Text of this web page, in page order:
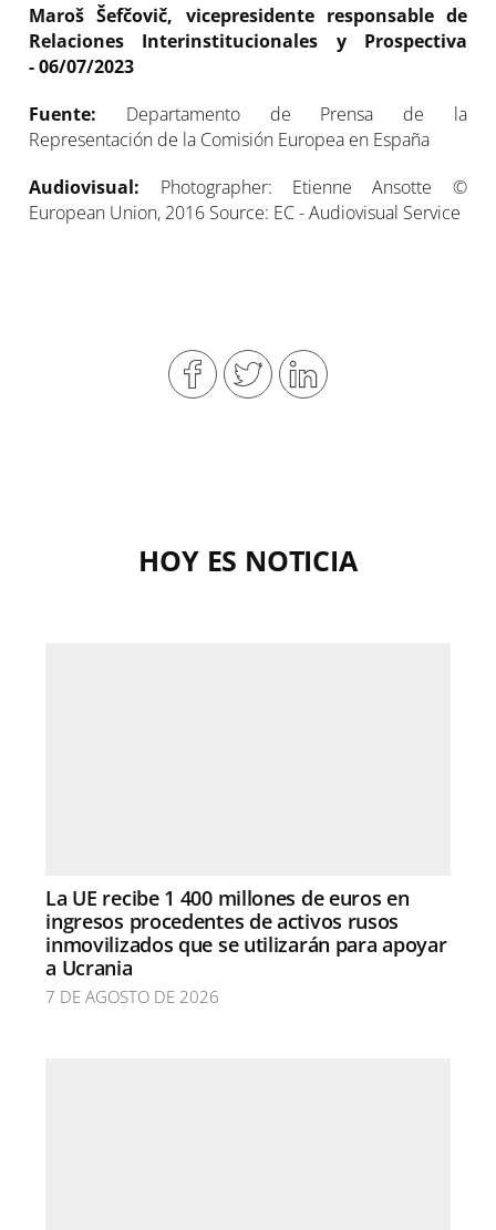
Maroš Šefčovič, vicepresidente responsable de
Relaciones Interinstitucionales y Prospectiva
- 06/07/2023
Fuente: Departamento de Prensa de la
Representación de la Comisión Europea en España
Audiovisual: Photographer: Etienne Ansotte ©
European Union, 2016 Source: EC - Audiovisual Service
HOY ES NOTICIA
La UE recibe 1 400 millones de euros en
ingresos procedentes de activos rusos
inmovilizados que se utilizarán para apoyar
a Ucrania
7 DE AGOSTO DE 2026